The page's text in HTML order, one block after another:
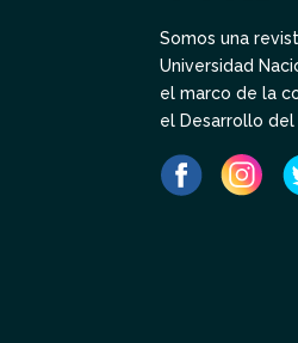
Somos una
Universidad
el marco de la
el Desarrollo del